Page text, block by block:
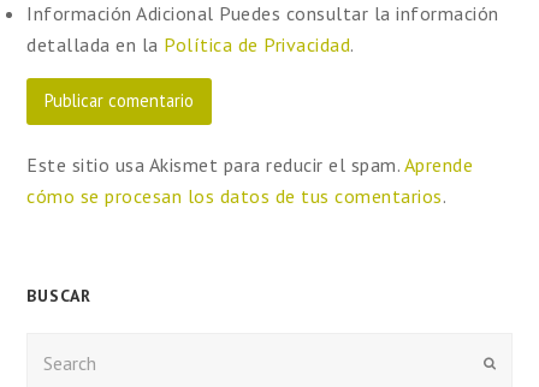
Información Adicional Puedes consultar la información
detallada en la Política de Privacidad.
Este sitio usa Akismet para reducir el spam. Aprende
cómo se procesan los datos de tus comentarios.
BUSCAR
Enviar